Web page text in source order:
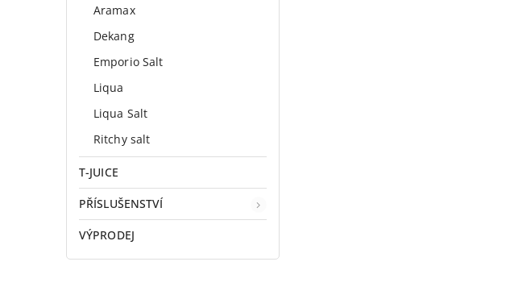
Aramax
Dekang
Emporio Salt
Liqua
Liqua Salt
Ritchy salt
T-JUICE
PŘÍSLUŠENSTVÍ
VÝPRODEJ